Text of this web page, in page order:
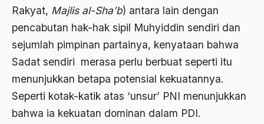
Rakyat, Majlis al-Sha’b) antara lain dengan
pencabutan hak-hak sipil Muhyiddin sendiri dan
sejumlah pimpinan partainya, kenyataan bahwa
Sadat sendiri merasa perlu berbuat seperti itu
menunjukkan betapa potensial kekuatannya.
Seperti kotak-katik atas ‘unsur’ PNI menunjukkan
bahwa ia kekuatan dominan dalam PDI.
1997
1996
1995
1993
1992
Abu Zayd
Aceh
Adagium
Adaptif Islam